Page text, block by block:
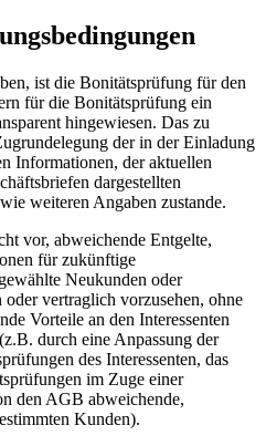
ist die Bonitätsprüfung für den
für die Bonitätsprüfung ein
hingewiesen. Das zu
der in der Einladung
Informationen, der aktuellen
dargestellten
weiteren Angaben zustande.
vor, abweichende Entgelte,
für zukünftige
Neukunden oder
vertraglich vorzusehen, ohne
Vorteile an den Interessenten
durch eine Anpassung der
des Interessenten, das
im Zuge einer
den AGB abweichende,
Kunden).